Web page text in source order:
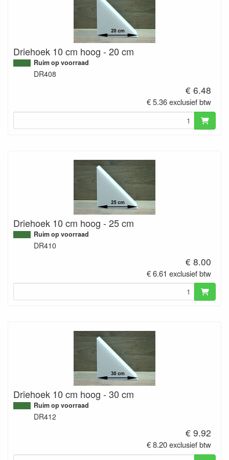
Driehoek 10 cm hoog - 20 cm
Ruim op voorraad
DR408
€ 6.48
€ 5.36 exclusief btw
Driehoek 10 cm hoog - 25 cm
Ruim op voorraad
DR410
€ 8.00
€ 6.61 exclusief btw
Driehoek 10 cm hoog - 30 cm
Ruim op voorraad
DR412
€ 9.92
€ 8.20 exclusief btw